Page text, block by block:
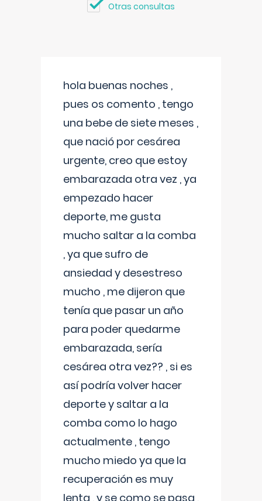
Otras consultas
hola buenas noches ,
pues os comento , tengo
una bebe de siete meses ,
que nació por cesárea
urgente, creo que estoy
embarazada otra vez , ya
empezado hacer
deporte, me gusta
mucho saltar a la comba
, ya que sufro de
ansiedad y desestreso
mucho , me dijeron que
tenía que pasar un año
para poder quedarme
embarazada, sería
cesárea otra vez?? , si es
así podría volver hacer
deporte y saltar a la
comba como lo hago
actualmente , tengo
mucho miedo ya que la
recuperación es muy
lenta , y se como se pasa ,